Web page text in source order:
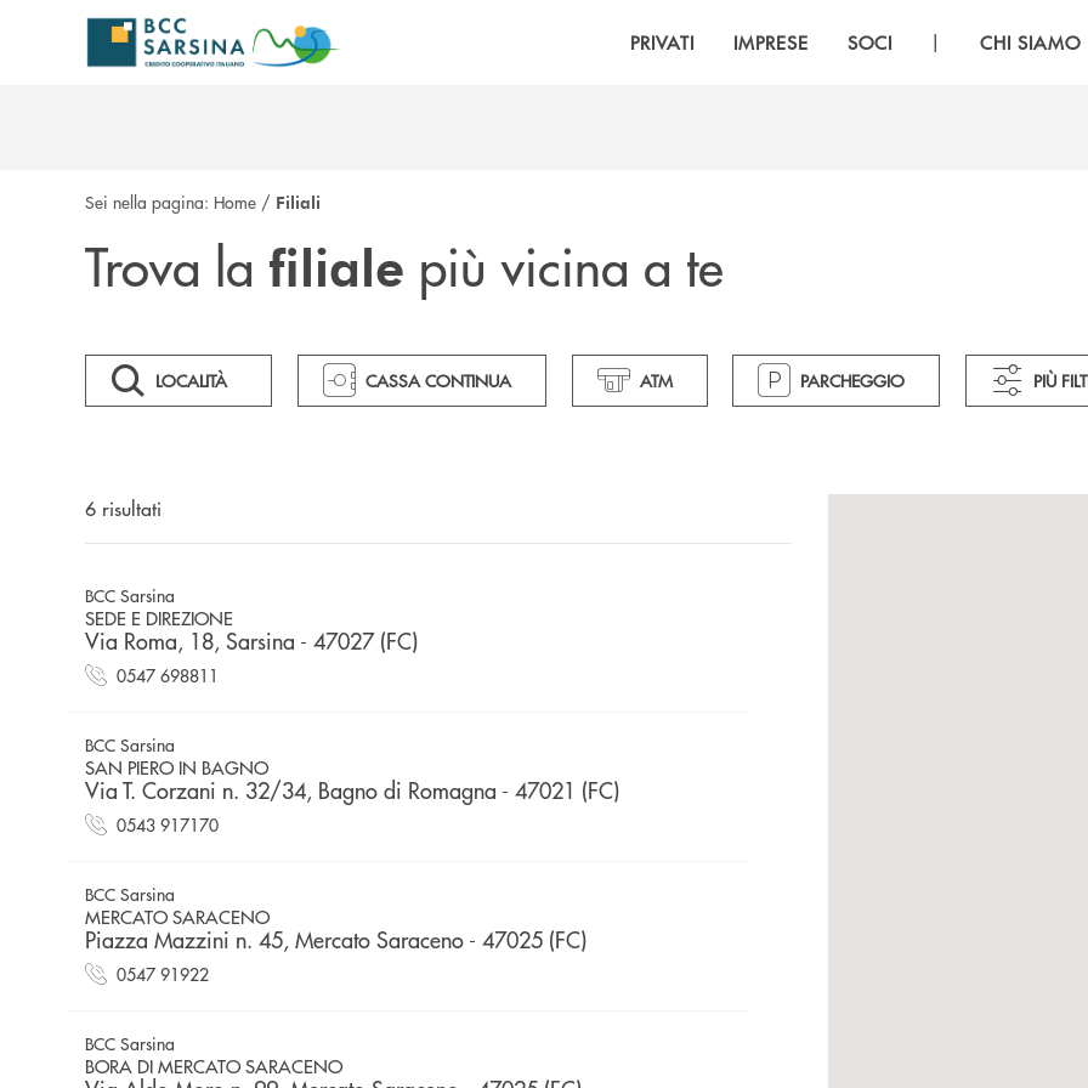
Salta al contenuto principale
PRIVATI IMPRESE SOCI | CHI SIAMO
Sei nella pagina: Home / Filiali
Trova la filiale più vicina a te
LOCALITÀ CASSA CONTINUA ATM PARCHEGGIO PIÙ
6 risultati
BCC Sarsina
SEDE E DIREZIONE
Via Roma, 18, Sarsina - 47027 (FC)
0547 698811
BCC Sarsina
SAN PIERO IN BAGNO
Via T. Corzani n. 32/34, Bagno di Romagna - 47021 (FC)
0543 917170
BCC Sarsina
MERCATO SARACENO
Piazza Mazzini n. 45, Mercato Saraceno - 47025 (FC)
0547 91922
BCC Sarsina
BORA DI MERCATO SARACENO